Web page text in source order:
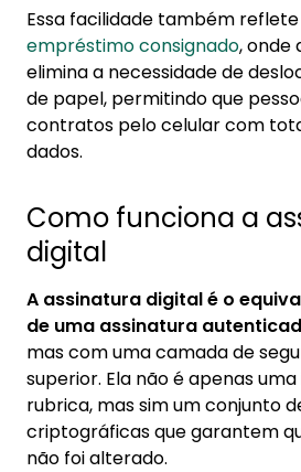
contratar consignado
3. Vantagens da assinatura
Essa facilidade também
empréstimo consignado, onde
elimina a necessidade de
de papel, permitindo que
contratos pelo celular com
dados.
Como funciona a
digital
A assinatura digital é o
de uma assinatura
mas com uma camada de
superior. Ela não é apenas
rubrica, mas sim um conjunto
criptográficas que garantem
não foi alterado.